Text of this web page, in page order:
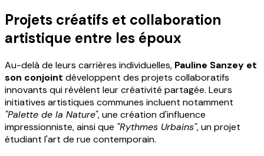
Projets créatifs et collaboration
artistique entre les époux
Au-delà de leurs carrières individuelles, Pauline Sanzey et
son conjoint développent des projets collaboratifs
innovants qui révèlent leur créativité partagée. Leurs
initiatives artistiques communes incluent notamment
"Palette de la Nature", une création d'influence
impressionniste, ainsi que "Rythmes Urbains", un projet
étudiant l'art de rue contemporain.